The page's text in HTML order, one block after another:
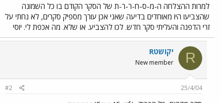
למרות ההצלחה ה-מ-ס-ח-ר-ר-ת של הסקר הקודם בו כל השמונה
שהצביעו היו מאוחדים בדיעה שאני אכן עורך מספיק סקרים, לא נחתי על
זרי הדפנה והעליתי סקר חדש. לכו להצביע. או שלא. מה אכפת לי. יוסי
R Rיקושט
New member
25/4/04
#2